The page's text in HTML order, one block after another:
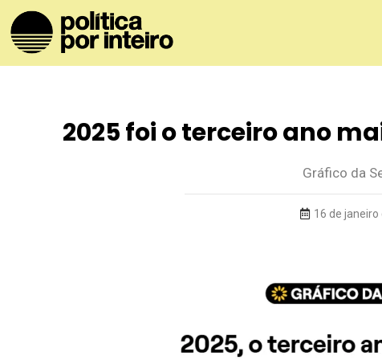
2025 foi o terceiro ano
Gráfico da
16 de janeiro